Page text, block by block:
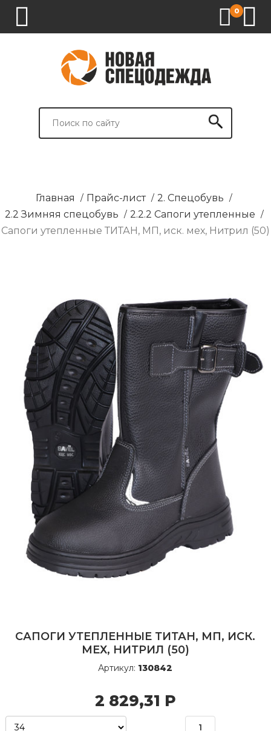
0
СПЕЦОДЕЖДА
СПЕЦОБУВЬ
СРЕДСТВА
ВСПОМОГАТЕЛЬНЫЕ
БРЕНДИРОВАНИЕ
Главная / Прайс-лист / 2. Спецобувь /
2.2 Зимняя спецобувь / 2.2.2 Сапоги утепленные /
Сапоги утепленные ТИТАН, МП, иск. мех, Нитрил (50)
САПОГИ УТЕПЛЕННЫЕ ТИТАН, МП, ИСК.
МЕХ, НИТРИЛ (50)
Артикул: 130842
2 829,31 Р